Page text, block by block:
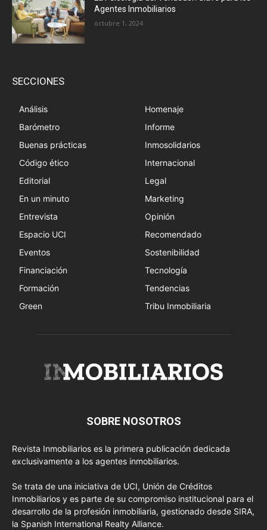
Agentes Inmobiliarios
octubre 1, 2024
SECCIONES
Análisis
Barómetro
Buenas prácticas
Código ético
Editorial
En un minuto
Entrevista
Espacio UCI
Eventos
Financiación
Formación
Green
Homenaje
Informe
Inmosolidarios
Internacional
Legal
Marketing
Opinión
Recomendado
Sostenibilidad
Tecnología
Tendencias
Tribu Inmobiliaria
SOBRE NOSOTROS
Revista Inmobiliarios es la primera publicación dedicada
exclusivamente a los agentes inmobiliarios.
Se trata de una iniciativa de UCI, Unión de Créditos
Inmobiliarios y es parte de su compromiso institucional para el
desarrollo de la profesión inmobiliaria, gestionado desde SIRA,
la Spanish International Realty Alliance.